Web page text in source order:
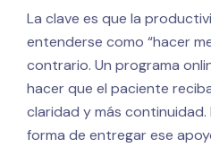
La clave es que la
entenderse como “hacer
contrario. Un programa
hacer que el paciente
claridad y más continuidad.
forma de entregar ese